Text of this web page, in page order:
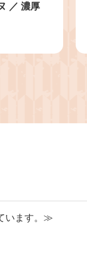
／ 濃厚
ケーキ 天
います。≫